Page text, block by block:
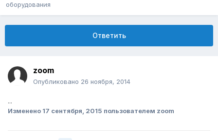
оборудования
Ответить
zoom
Опубликовано 26 ноября, 2014
...
Изменено 17 сентября, 2015 пользователем zoom